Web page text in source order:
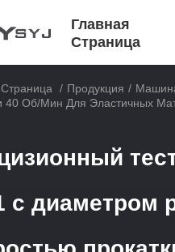
Главная
Страница
/ Продукция /
40 Об/мин Для Эластичных
с диаметром